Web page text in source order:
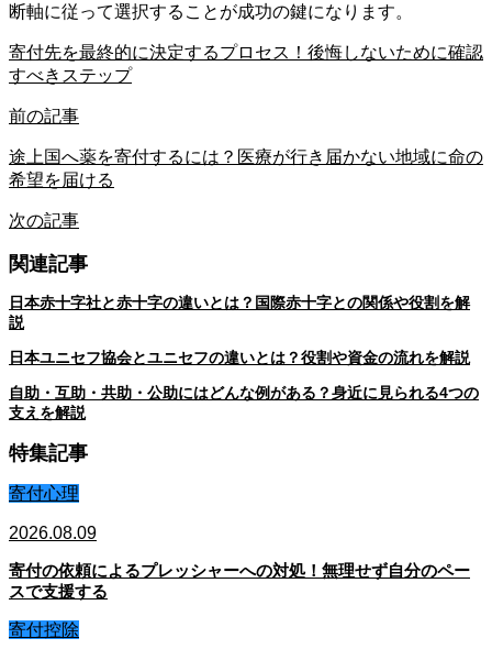
断軸に従って選択することが成功の鍵になります。
寄付先を最終的に決定するプロセス！後悔しないために確認
すべきステップ
前の記事
途上国へ薬を寄付するには？医療が行き届かない地域に命の
希望を届ける
次の記事
関連記事
日本赤十字社と赤十字の違いとは？国際赤十字との関係や役割を解
説
日本ユニセフ協会とユニセフの違いとは？役割や資金の流れを解説
自助・互助・共助・公助にはどんな例がある？身近に見られる4つの
支えを解説
特集記事
寄付心理
2026.08.09
寄付の依頼によるプレッシャーへの対処！無理せず自分のペー
スで支援する
寄付控除